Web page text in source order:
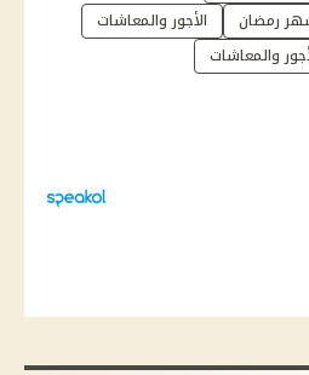
رمضان
الأجور والمعاشات
والمعاشات